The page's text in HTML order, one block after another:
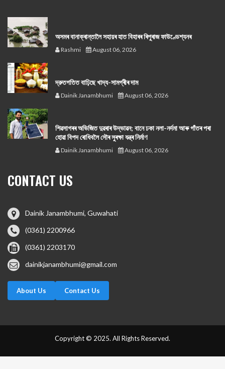
অসমৰ বানাক্ৰান্তালৈ সহায়ৰ হাত বিহাৰৰ ৰিপুৰাজ ফাউণ্ডেশ্যনৰ
Rashmi August 06, 2026
দ্রুতগতিত বাঢ়িছে খাদ্য-সামগ্ৰীৰ দাম
Dainik Janambhumi August 06, 2026
শিৱসাগৰৰ অভিজিত দুৱৰাৰ উদ্ভাৱন; বানে ঢকা নলা-নৰ্দমা আৰু গাঁতৰ পৰা
হোৱা বিপদ ৰোধিবলৈ সৌৰ সুৰক্ষা যন্ত্ৰ নিৰ্মাণ
Dainik Janambhumi August 06, 2026
CONTACT US
Dainik Janambhumi, Guwahati
(0361) 2200966
(0361) 2203170
dainikjanambhumi@gmail.com
About Us Contact Us
Copyright © 2025. All Rights Reserved.